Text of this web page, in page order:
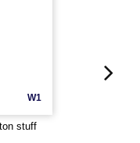
W1
stuff